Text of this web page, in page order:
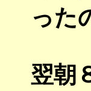
った
翌朝